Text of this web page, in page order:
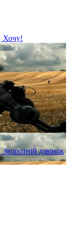
Хочу!
Зворотній дзвінок